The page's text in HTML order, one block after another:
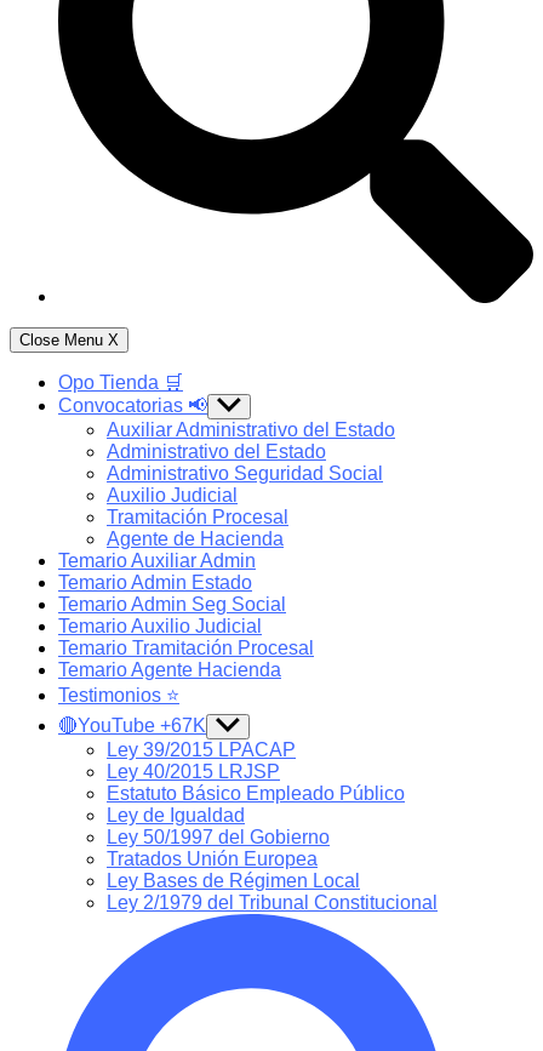
Close Menu X
Opo Tienda 🛒
Convocatorias 📢 Show
sub
menu
Auxiliar Administrativo del Estado
Administrativo del Estado
Administrativo Seguridad Social
Auxilio Judicial
Tramitación Procesal
Agente de Hacienda
Temario Auxiliar Admin
Temario Admin Estado
Temario Admin Seg Social
Temario Auxilio Judicial
Temario Tramitación Procesal
Temario Agente Hacienda
Testimonios ⭐️
🔴YouTube +67K Show
sub
menu
Ley 39/2015 LPACAP
Ley 40/2015 LRJSP
Estatuto Básico Empleado Público
Ley de Igualdad
Ley 50/1997 del Gobierno
Tratados Unión Europea
Ley Bases de Régimen Local
Ley 2/1979 del Tribunal Constitucional